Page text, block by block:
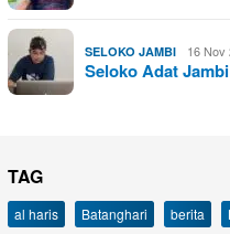
SELOKO JAMBI 16 Nov
Seloko Adat
TAG
al haris Batanghari berita